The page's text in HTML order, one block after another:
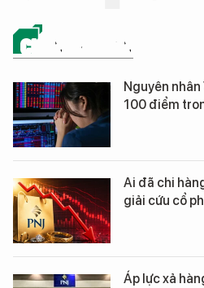
CHỨNG KHOÁN
Nguyên nhân
100 điểm
Ai đã chi
giải cứu cổ
Áp lực xả